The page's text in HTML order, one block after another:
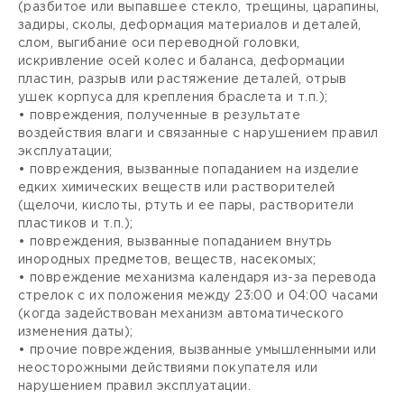
(разбитое или выпавшее стекло, трещины, царапины,
задиры, сколы, деформация материалов и деталей,
слом, выгибание оси переводной головки,
искривление осей колес и баланса, деформации
пластин, разрыв или растяжение деталей, отрыв
ушек корпуса для крепления браслета и т.п.);
• повреждения, полученные в результате
воздействия влаги и связанные с нарушением правил
эксплуатации;
• повреждения, вызванные попаданием на изделие
едких химических веществ или растворителей
(щелочи, кислоты, ртуть и ее пары, растворители
пластиков и т.п.);
• повреждения, вызванные попаданием внутрь
инородных предметов, веществ, насекомых;
• повреждение механизма календаря из-за перевода
стрелок с их положения между 23:00 и 04:00 часами
(когда задействован механизм автоматического
изменения даты);
• прочие повреждения, вызванные умышленными или
неосторожными действиями покупателя или
нарушением правил эксплуатации.